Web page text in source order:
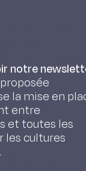
of a
can use
for
of
of
gains in
notre
la mise en
entre
et toutes les
les cultures